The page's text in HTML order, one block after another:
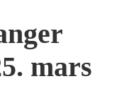
mars